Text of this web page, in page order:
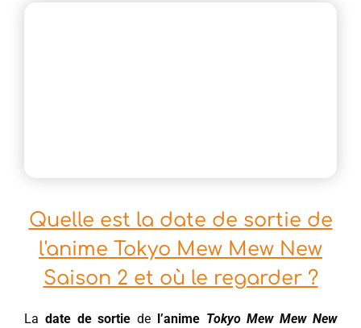
Quelle est la date de sortie de
l'anime Tokyo Mew Mew New
Saison 2 et où le regarder ?
La date de sortie de l’anime Tokyo Mew Mew New